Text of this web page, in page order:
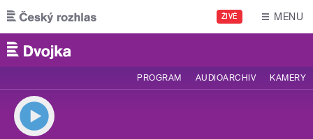
Přejít k hlavnímu obsahu
ŽIVĚ MENU
PROGRAM AUDIOARCHIV KAMERY